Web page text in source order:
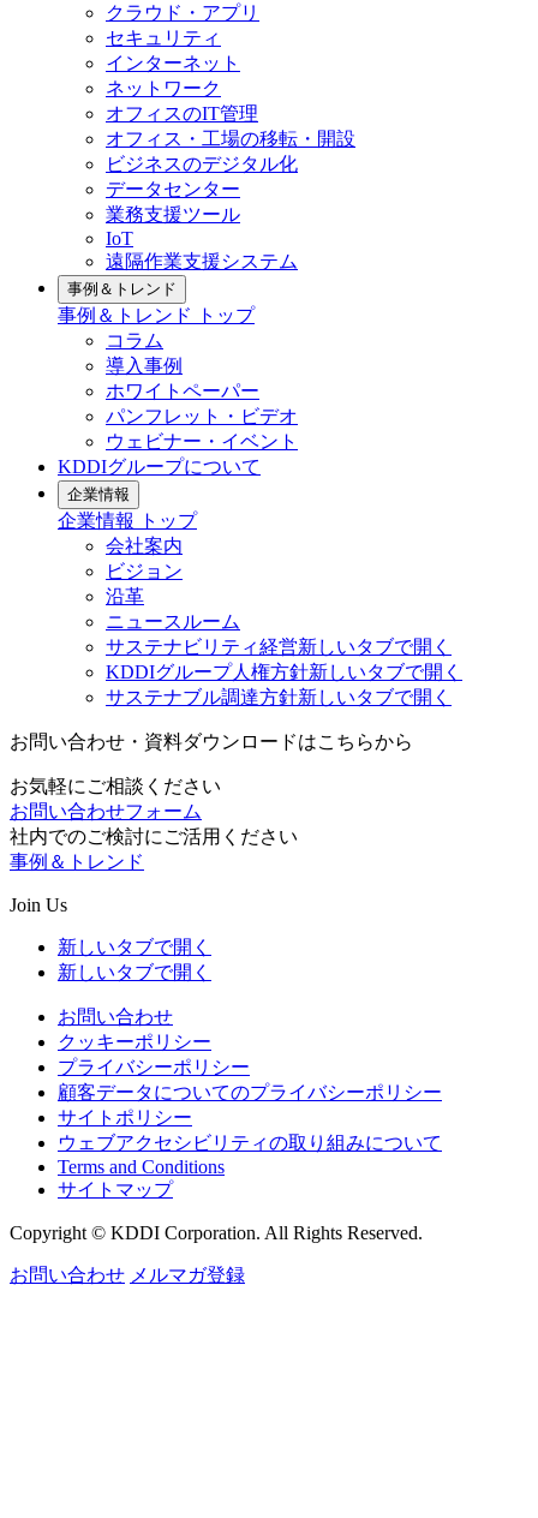
クラウド・アプリ
セキュリティ
インターネット
ネットワーク
オフィスのIT管理
オフィス・工場の移転・開設
ビジネスのデジタル化
データセンター
業務支援ツール
IoT
遠隔作業支援システム
事例＆トレンド
事例＆トレンド
トップ
コラム
導入事例
ホワイトペーパー
パンフレット・ビデオ
ウェビナー・イベント
KDDIグループについて
企業情報
企業情報
トップ
会社案内
ビジョン
沿革
ニュースルーム
サステナビリティ経営新しいタブで開く
KDDIグループ人権方針新しいタブで開く
サステナブル調達方針新しいタブで開く
お問い合わせ・資料ダウンロードはこちらから
お気軽にご相談ください
お問い合わせフォーム
社内でのご検討にご活用ください
事例＆トレンド
Join Us
新しいタブで開く
新しいタブで開く
お問い合わせ
クッキーポリシー
プライバシーポリシー
顧客データについてのプライバシーポリシー
サイトポリシー
ウェブアクセシビリティの取り組みについて
Terms and Conditions
サイトマップ
Copyright © KDDI Corporation. All Rights Reserved.
お問い合わせ メルマガ登録